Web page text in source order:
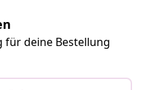
für deine Bestellung